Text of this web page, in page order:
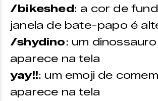
/bikeshed: a cor de
janela de bate-papo é
/shydino: um
aparece na tela
yay!!: um emoji de
aparece na tela